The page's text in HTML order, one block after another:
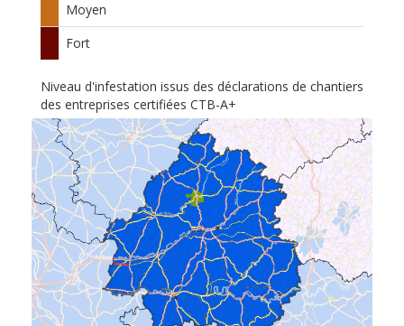
Moyen
Fort
Niveau d'infestation issus des déclarations de chantiers
des entreprises certifiées CTB-A+